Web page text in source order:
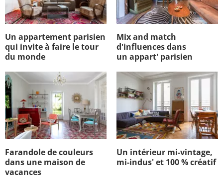
Un appartement parisien
qui invite à faire le tour
du monde
Mix and match
d'influences dans
un appart' parisien
Farandole de couleurs
dans une maison de
vacances
Un intérieur mi-vintage,
mi-indus' et 100 % créatif